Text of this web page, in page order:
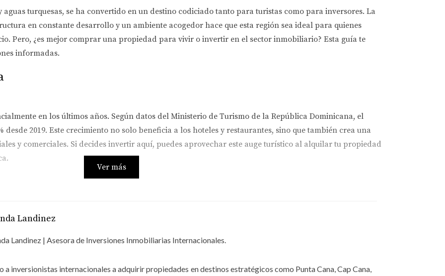
turquesas, se ha convertido en un destino codiciado tanto para turistas como para inversores. La
en constante desarrollo y un ambiente acogedor hace que esta región sea ideal para quienes
Pero, ¿es mejor comprar una propiedad para vivir o invertir en el sector inmobiliario? Esta guía te
informadas.
en los últimos años. Según datos del Ministerio de Turismo de la República Dominicana, el
2019. Este crecimiento no solo beneficia a los hoteles y restaurantes, sino que también crea una
y comerciales. Si decides invertir aquí, puedes aprovechar este auge turístico al alquilar tu propiedad
dominicano ofrece incentivos fiscales atractivos para los inversores extranjeros, lo que convierte a
comprar propiedades. La posibilidad de obtener ingresos pasivos mediante alquileres vacacionales es
Ver más
Landinez
Landinez | Asesora de Inversiones Inmobiliarias Internacionales.
a inversionistas internacionales a adquirir propiedades en destinos estratégicos como Punta Cana, Cap Cana,